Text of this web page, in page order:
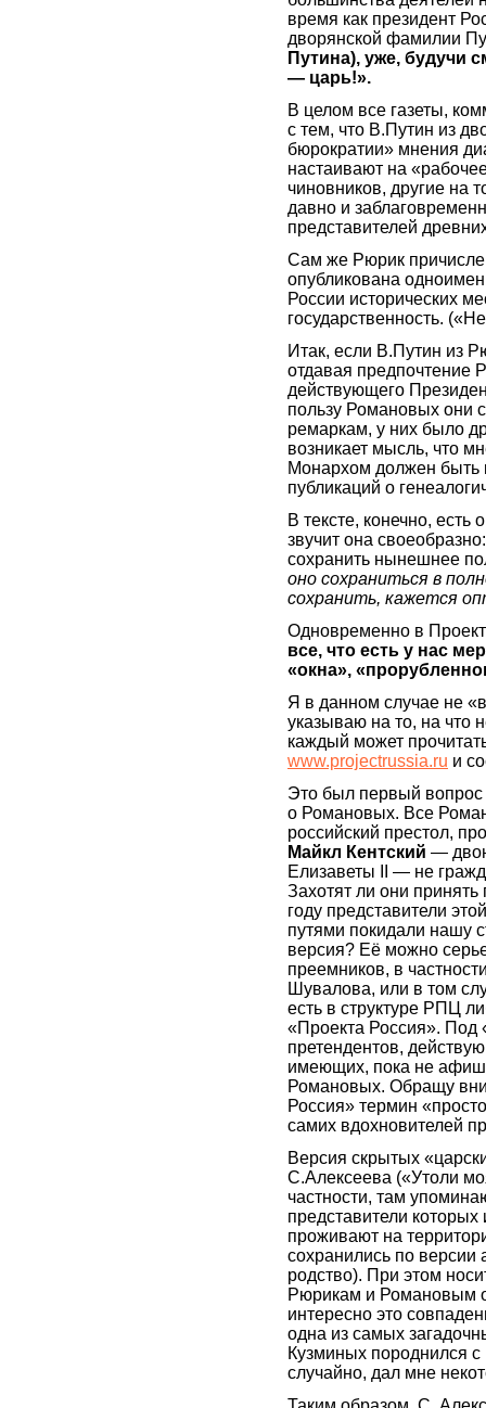
время как президент
дворянской фамилии
Путина), уже, будучи
— царь!».
В целом все газеты,
с тем, что В.Путин из
бюрократии» мнения
настаивают на
чиновников, другие на
давно и
представителей
Сам же Рюрик
опубликована
России исторических
государственность.
Итак, если В.Путин из
отдавая предпочтение
действующего
пользу Романовых они
ремаркам, у них было
возникает мысль, что
Монархом должен быть
публикаций о
В тексте, конечно, есть
звучит она
сохранить нынешнее
оно сохраниться в
сохранить, кажется
Одновременно в
все, что есть у нас
«окна»,
Я в данном случае не
указываю на то, на что
каждый может
www.projectrussia.ru и
Это был первый вопрос
о Романовых. Все
российский престол,
Майкл Кентский —
Елизаветы II — не
Захотят ли они принять
году представители
путями покидали нашу
версия? Её можно
преемников, в
Шувалова, или в том
есть в структуре РПЦ
«Проекта Россия».
претендентов,
имеющих, пока не
Романовых. Обращу
Россия» термин
самих вдохновителей
Версия скрытых
С.Алексеева («Утоли
частности, там
представители
проживают на
сохранились по
родство). При этом
Рюрикам и Романовым
интересно это
одна из самых
Кузминых породнился
случайно, дал мне